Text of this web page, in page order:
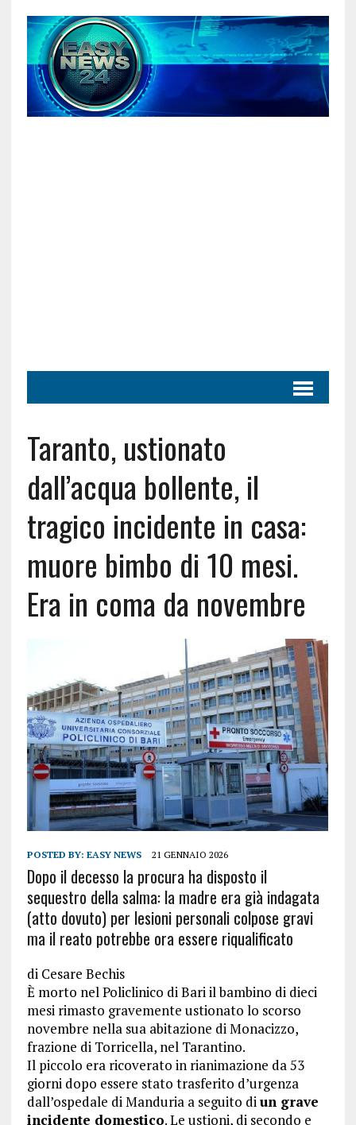
Taranto, ustionato
dall’acqua bollente, il
tragico incidente in casa:
muore bimbo di 10 mesi.
Era in coma da novembre
POSTED BY: EASY NEWS 21 GENNAIO 2026
Dopo il decesso la procura ha disposto il
sequestro della salma: la madre era già indagata
(atto dovuto) per lesioni personali colpose gravi
ma il reato potrebbe ora essere riqualificato
di Cesare Bechis
È morto nel Policlinico di Bari il bambino di dieci
mesi rimasto gravemente ustionato lo scorso
novembre nella sua abitazione di Monacizzo,
frazione di Torricella, nel Tarantino.
Il piccolo era ricoverato in rianimazione da 53
giorni dopo essere stato trasferito d’urgenza
dall’ospedale di Manduria a seguito diun grave
incidente domestico. Le ustioni, di secondo e